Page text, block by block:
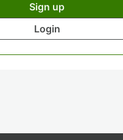
Sign up
Login